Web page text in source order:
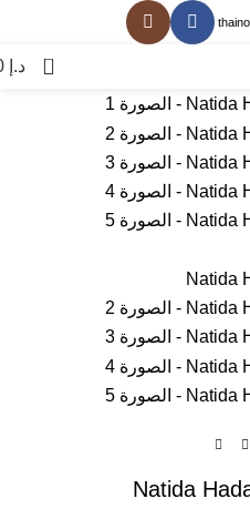
0 د.إ
Natida